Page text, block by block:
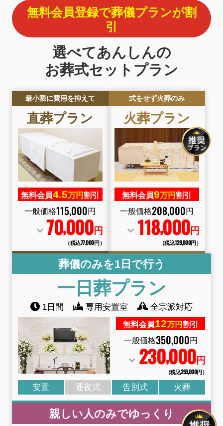
無料会員登録で葬儀プランが割
引
選べてあんしんの
お葬式セットプラン
最小限に費用を抑えて
直葬プラン
無料会員4.5万円割引
一般価格115,000円
70,000円
（税込77,000円）
式をせず火葬のみ
火葬プラン
無料会員9万円割引
一般価格208,000円
118,000円
（税込129,800円）
葬儀のみを1日で行う
一日葬プラン
1日間 専用安置室 全宗派対応
無料会員12万円割引
一般価格350,000円
230,000円
（税込253,000円）
安置 通夜式 告別式 火葬
親しい人のみでゆっくり